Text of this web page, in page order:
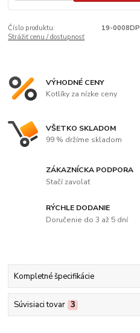
Číslo produktu:
19-0008DP
Strážiť cenu / dostupnosť
VÝHODNÉ CENY
Kotlíky za nízke ceny
VŠETKO SKLADOM
99 % držíme skladom
ZÁKAZNÍCKA PODPORA
Stačí zavolať
RÝCHLE DODANIE
Doručenie do 3 až 5 dní
Kompletné špecifikácie
Súvisiaci tovar 3